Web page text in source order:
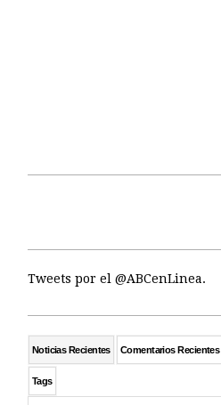
Tweets por el @ABCenLinea.
Noticias Recientes Comentarios Recientes
Tags